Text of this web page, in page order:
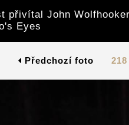
přivítal John
Eyes
Předchozí foto